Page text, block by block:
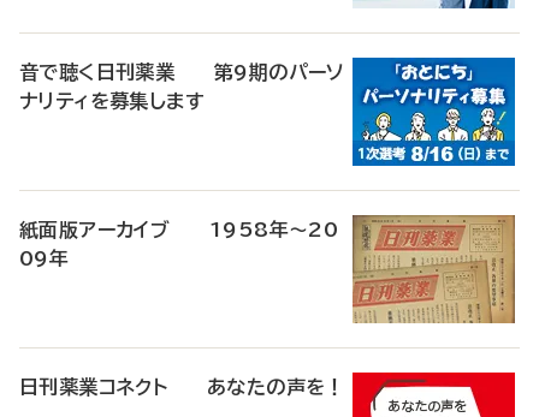
音で聴く日刊薬業 第9期のパーソ
ナリティを募集します
紙面版アーカイブ 1958年～20
09年
日刊薬業コネクト あなたの声を！